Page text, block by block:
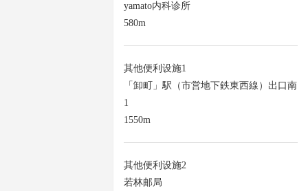
yamato内科诊所
580m
其他便利设施1
「卸町」駅（市営地下鉄東西線）出口南
1
1550m
其他便利设施2
若林邮局